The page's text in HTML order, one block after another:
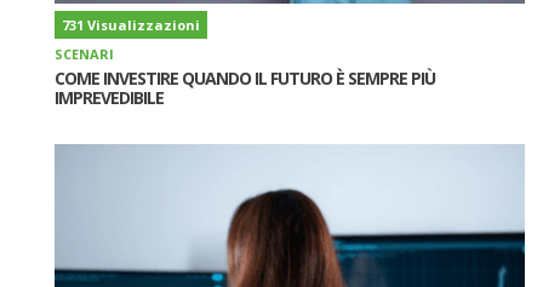
731 Visualizzazioni
SCENARI
COME INVESTIRE QUANDO IL FUTURO È SEMPRE PIÙ
IMPREVEDIBILE